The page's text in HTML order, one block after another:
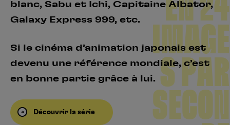
blanc, Sabu et Ichi, Capitaine Albator,
Galaxy Express 999, etc.
Si le cinéma d’animation japonais est
devenu une référence mondiale, c’est
en bonne partie grâce à lui.
Découvrir la série
EN 24
IMAGE
S PAR
SECON